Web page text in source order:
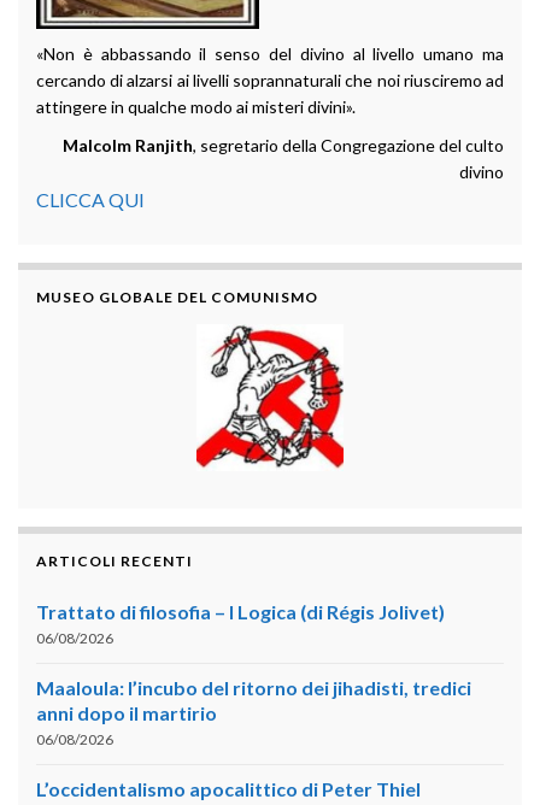
«Non è abbassando il senso del divino al livello umano ma
cercando di alzarsi ai livelli soprannaturali che noi riusciremo ad
attingere in qualche modo ai misteri divini».
Malcolm Ranjith, segretario della Congregazione del culto
divino
CLICCA QUI
MUSEO GLOBALE DEL COMUNISMO
ARTICOLI RECENTI
Trattato di filosofia – I Logica (di Régis Jolivet)
06/08/2026
Maaloula: l’incubo del ritorno dei jihadisti, tredici
anni dopo il martirio
06/08/2026
L’occidentalismo apocalittico di Peter Thiel